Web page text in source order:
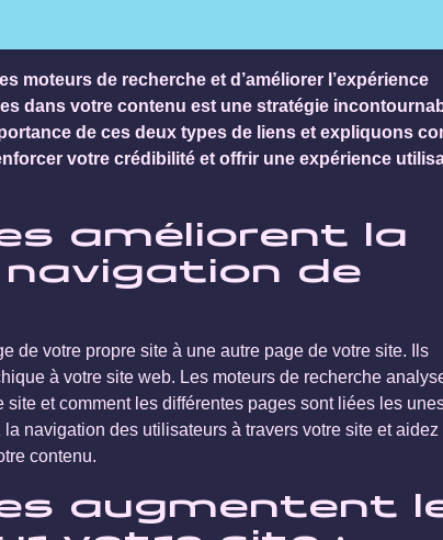
moteurs de recherche et d’améliorer l’expérience
dans votre contenu est une stratégie
de ces deux types de liens et expliquons
votre crédibilité et offrir une expérience
améliorent la
de
de votre propre site à une autre page de votre site. Ils
à votre site web. Les moteurs de recherche
et comment les différentes pages sont liées les
navigation des utilisateurs à travers votre site et aidez
contenu.
augmentent